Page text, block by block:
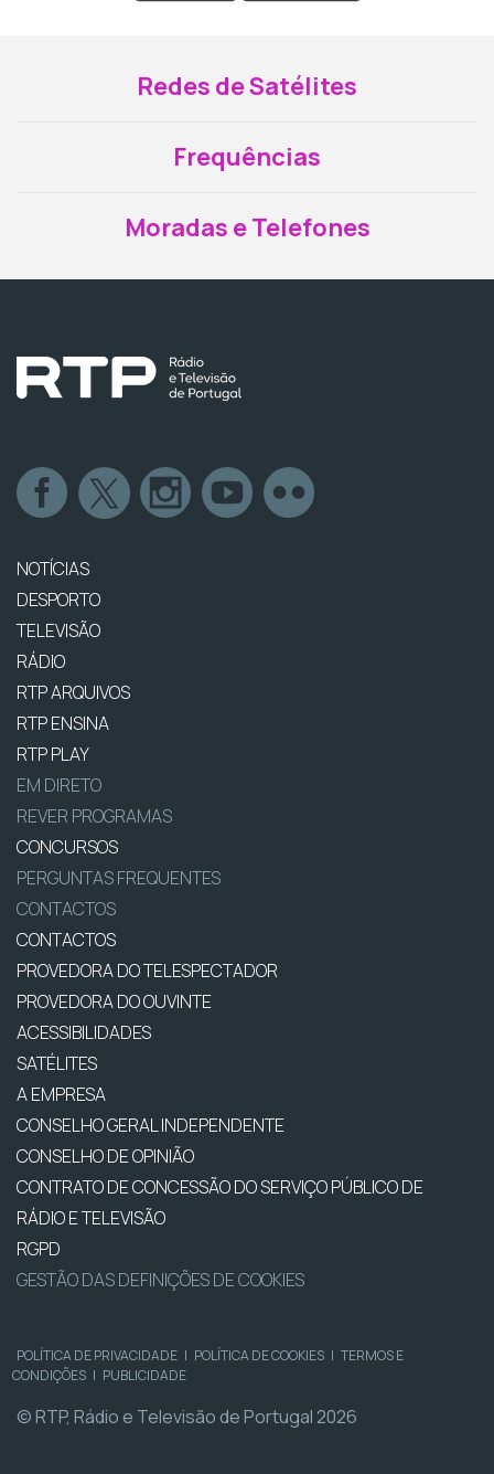
Redes de Satélites
Frequências
Moradas e Telefones
NOTÍCIAS
DESPORTO
TELEVISÃO
RÁDIO
RTP ARQUIVOS
RTP ENSINA
RTP PLAY
EM DIRETO
REVER PROGRAMAS
CONCURSOS
PERGUNTAS FREQUENTES
CONTACTOS
CONTACTOS
PROVEDORA DO TELESPECTADOR
PROVEDORA DO OUVINTE
ACESSIBILIDADES
SATÉLITES
A EMPRESA
CONSELHO GERAL INDEPENDENTE
CONSELHO DE OPINIÃO
CONTRATO DE CONCESSÃO DO SERVIÇO PÚBLICO DE
RÁDIO E TELEVISÃO
RGPD
GESTÃO DAS DEFINIÇÕES DE COOKIES
POLÍTICA DE PRIVACIDADE | POLÍTICA DE COOKIES | TERMOS E
CONDIÇÕES | PUBLICIDADE
© RTP, Rádio e Televisão de Portugal 2026